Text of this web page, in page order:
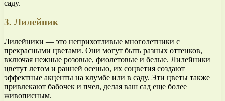
саду.
3. Лилейник
Лилейники — это неприхотливые многолетники с
прекрасными цветами. Они могут быть разных оттенков,
включая нежные розовые, фиолетовые и белые. Лилейники
цветут летом и ранней осенью, их соцветия создают
эффектные акценты на клумбе или в саду. Эти цветы также
привлекают бабочек и пчел, делая ваш сад еще более
живописным.